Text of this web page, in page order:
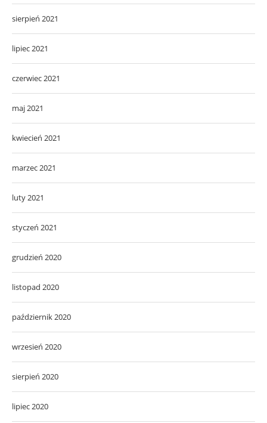
sierpień 2021
lipiec 2021
czerwiec 2021
maj 2021
kwiecień 2021
marzec 2021
luty 2021
styczeń 2021
grudzień 2020
listopad 2020
październik 2020
wrzesień 2020
sierpień 2020
lipiec 2020